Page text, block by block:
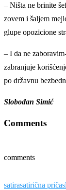
– Ništa ne brinite
zovem i šaljem
glupe opozicione
– I da ne
zabranjuje
po državnu
Slobodan Simić
Comments
comments
satirasatirična priča